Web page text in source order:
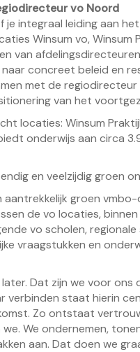
vo Noord
integraal leiding aan
Winsum vo, Winsum
van
concreet beleid en
met de
van het
locaties: Winsum
onderwijs aan circa
en veelzijdig groen
groen vmbo-
de vo locaties,
vo scholen,
vraagstukken en
Dat zijn we voor
verbinden staat hierin
Zo ontstaat
We ondernemen,
aan. Dat doen we